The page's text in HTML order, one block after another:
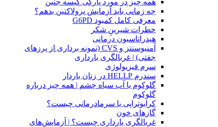
همه چیز در مورد پارگی کیسه جنین
چه زمانی باید آزمایش پرولاکتین بدهم؟
معرفی کامل کمبود G6PD
خطرات شیرینِ شکر
هیدراتاسیون درمانی
آمنیوسنتز و CVS (نمونه برداری از پرزهای
جفتی) | غربالگری بارداری
سرم فیزیولوژی
سندرم HELLP در زنان باردار
گلوکوم یا آب سیاه چشم | همه چیز درباره
گلوکوم
کرایوتراپی یا سرمادرمانی چیست؟
گازهای خون
غربالگری بارداری چیست؟ | آزمایش‌های